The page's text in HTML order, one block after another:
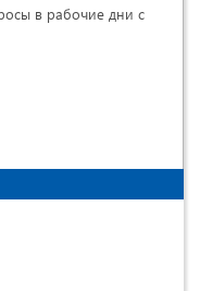
в рабочие дни с